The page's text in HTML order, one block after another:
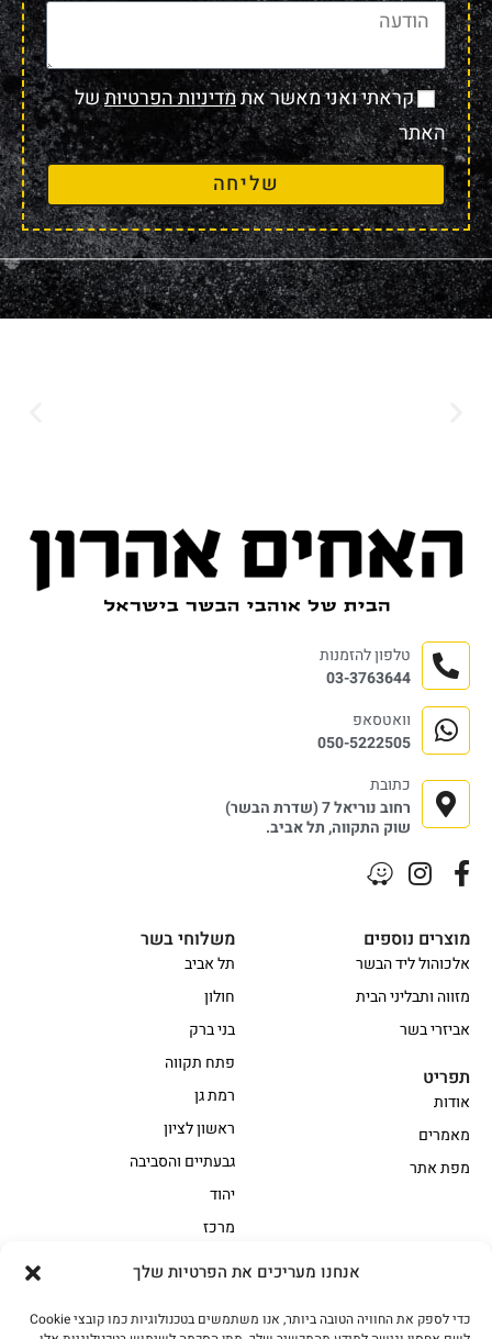
אנחנו מעריכים את הפרטיות שלך
כדי לספק את החוויה הטובה ביותר, אנו משתמשים בטכנולוגיות כמו קובצי Cookie
קראתי ואני מאשר אתמדיניות הפרטיותשל
האתר
שליחה
אווז בשר בקר משובח
משלוחי בשר
תל אביב
חולון
בני ברק
פתח תקווה
רמת גן
ראשון לציון
גבעתיים והסביבה
יהוד
מרכז
מוצרים נוספים
אלכוהול ליד הבשר
מזווה ותבליני הבית
אביזרי בשר
תפריט
אודות
מאמרים
מפת אתר
טלפון להזמנות
03-3763644
וואטסאפ
050-5222505
כתובת
רחוב נוריאל 7 (שדרת הבשר)
שוק התקווה, תל אביב.